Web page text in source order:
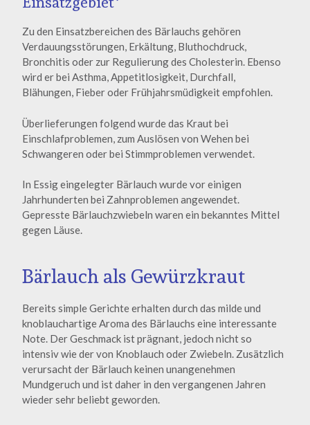
Zu den Einsatzbereichen des Bärlauchs gehören
Verdauungsstörungen, Erkältung, Bluthochdruck,
Bronchitis oder zur Regulierung des Cholesterin. Ebenso
wird er bei Asthma, Appetitlosigkeit, Durchfall,
Blähungen, Fieber oder Frühjahrsmüdigkeit empfohlen.
Überlieferungen folgend wurde das Kraut bei
Einschlafproblemen, zum Auslösen von Wehen bei
Schwangeren oder bei Stimmproblemen verwendet.
In Essig eingelegter Bärlauch wurde vor einigen
Jahrhunderten bei Zahnproblemen angewendet.
Gepresste Bärlauchzwiebeln waren ein bekanntes Mittel
gegen Läuse.
Bärlauch als Gewürzkraut
Bereits simple Gerichte erhalten durch das milde und
knoblauchartige Aroma des Bärlauchs eine interessante
Note. Der Geschmack ist prägnant, jedoch nicht so
intensiv wie der von Knoblauch oder Zwiebeln. Zusätzlich
verursacht der Bärlauch keinen unangenehmen
Mundgeruch und ist daher in den vergangenen Jahren
wieder sehr beliebt geworden.